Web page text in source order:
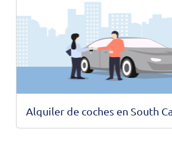
Alquiler de coches en South